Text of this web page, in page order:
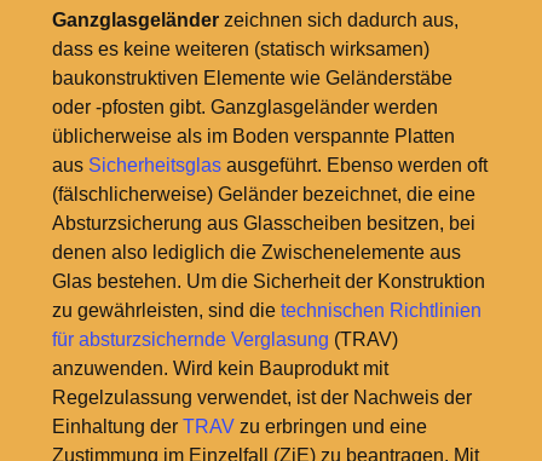
Ganzglasgeländerzeichnen sich dadurch aus,
dass es keine weiteren (statisch wirksamen)
baukonstruktiven Elemente wie Geländerstäbe
oder -pfosten gibt. Ganzglasgeländer werden
üblicherweise als im Boden verspannte Platten
aus Sicherheitsglasausgeführt. Ebenso werden oft
(fälschlicherweise) Geländer bezeichnet, die eine
Absturzsicherung aus Glasscheiben besitzen, bei
denen also lediglich die Zwischenelemente aus
Glas bestehen. Um die Sicherheit der Konstruktion
zu gewährleisten, sind die technischen Richtlinien
für absturzsichernde Verglasung (TRAV)
anzuwenden. Wird kein Bauprodukt mit
Regelzulassung verwendet, ist der Nachweis der
Einhaltung der TRAVzu erbringen und eine
Zustimmung im Einzelfall (ZiE) zu beantragen. Mit